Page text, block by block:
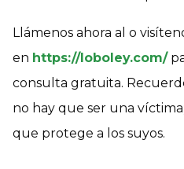
Llámenos ahora al o
en https://loboley.com/
consulta gratuita.
no hay que ser una
que protege a los suyos.